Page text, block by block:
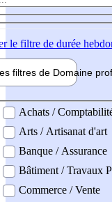
le filtre de durée
filtres de Domaine pro
professionel
Achats /
Arts / Artisanat d'art
Banque / Assurance
Bâtiment / Travaux
Commerce / Vente